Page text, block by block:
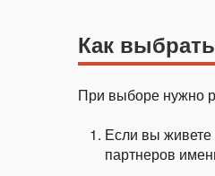
Как
При выборе нужно
Если вы живете
партнеров